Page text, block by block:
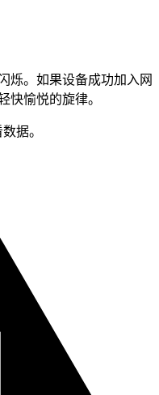
烁。如果设备成功加入网
快愉悦的旋律。
据。